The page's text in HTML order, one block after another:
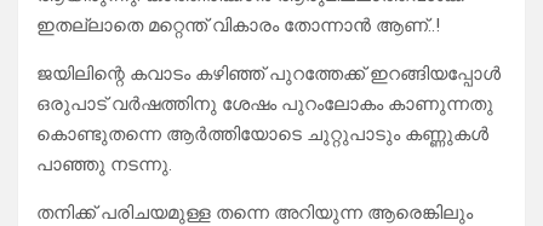
ഇതല്ലാതെ മറ്റെന്ത് വികാരം തോന്നാൻ ആണ്..!
ജയിലിന്റെ കവാടം കഴിഞ്ഞ് പുറത്തേക്ക് ഇറങ്ങിയപ്പോൾ
ഒരുപാട് വർഷത്തിനു ശേഷം പുറംലോകം കാണുന്നതു
കൊണ്ടുതന്നെ ആർത്തിയോടെ ചുറ്റുപാടും കണ്ണുകൾ
പാഞ്ഞു നടന്നു.
തനിക്ക് പരിചയമുള്ള തന്നെ അറിയുന്ന ആരെങ്കിലും